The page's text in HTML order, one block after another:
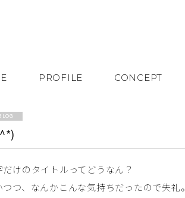
PROFILE CONCEPT
だけのタイトルってどうなん？
つつ、なんかこんな気持ちだったので失礼。